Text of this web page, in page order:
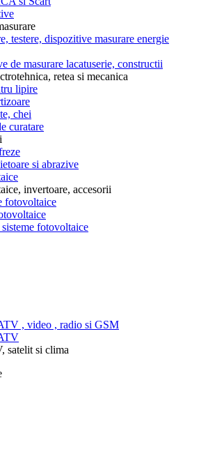
testere, dispozitive masurare energie
de masurare lacatuserie, constructii
retea si mecanica
lipire
chei
curatare
si abrazive
invertoare, accesorii
fotovoltaice
fotovoltaice
, video , radio si GSM
satelit si clima